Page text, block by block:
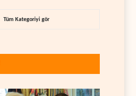
Tüm Kategoriyi gör